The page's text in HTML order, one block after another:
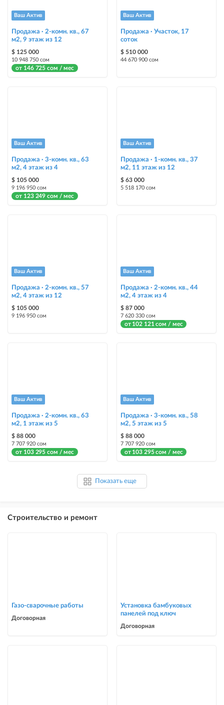
Instagram Промо
размещение объявления на Instagram аккаунте @house_kg и на
Telegram канале + платное продвижение на Instagram
Выделить цветом
выделение объявления цветом среди других объявлений
«Срочно»
Стикеры
Яркие стикеры с опциями, выделят ваш объект среди остальных и
помогут продать быстрее
Ваш Актив
Продажа · 2-комн. кв., 67
м2, 9 этаж из 12
$ 125 000
10 948 750 сом
от 146 725 сом / мес
Ваш Актив
Продажа · Участок, 17
соток
$ 510 000
44 670 900 сом
Ваш Актив
Продажа · 3-комн. кв., 63
м2, 4 этаж из 4
$ 105 000
9 196 950 сом
от 123 249 сом / мес
Ваш Актив
Продажа · 1-комн. кв., 37
м2, 11 этаж из 12
$ 63 000
5 518 170 сом
Ваш Актив
Продажа · 2-комн. кв., 57
м2, 4 этаж из 12
$ 105 000
9 196 950 сом
Ваш Актив
Продажа · 2-комн. кв., 44
м2, 4 этаж из 4
$ 87 000
7 620 330 сом
от 102 121 сом / мес
Ваш Актив
Продажа · 2-комн. кв., 63
м2, 1 этаж из 5
$ 88 000
7 707 920 сом
от 103 295 сом / мес
Ваш Актив
Продажа · 3-комн. кв., 58
м2, 5 этаж из 5
$ 88 000
7 707 920 сом
от 103 295 сом / мес
Показать еще
Строительство и ремонт
Газо-сварочные работы
Договорная
Установка бамбуковых
панелей под ключ
Договорная